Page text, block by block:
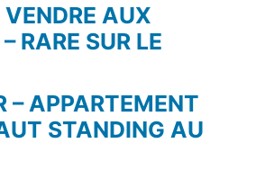
AUX
RARE SUR LE
– APPARTEMENT
STANDING AU